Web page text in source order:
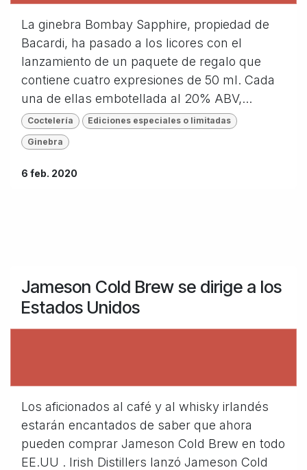
La ginebra Bombay Sapphire, propiedad de
Bacardi, ha pasado a los licores con el
lanzamiento de un paquete de regalo que
contiene cuatro expresiones de 50 ml. Cada
una de ellas embotellada al 20% ABV,...
Coctelería Ediciones especiales o limitadas
Ginebra
6 feb. 2020
Jameson Cold Brew se dirige a los
Estados Unidos
Los aficionados al café y al whisky irlandés
estarán encantados de saber que ahora
pueden comprar Jameson Cold Brew en todo
EE.UU . Irish Distillers lanzó Jameson Cold